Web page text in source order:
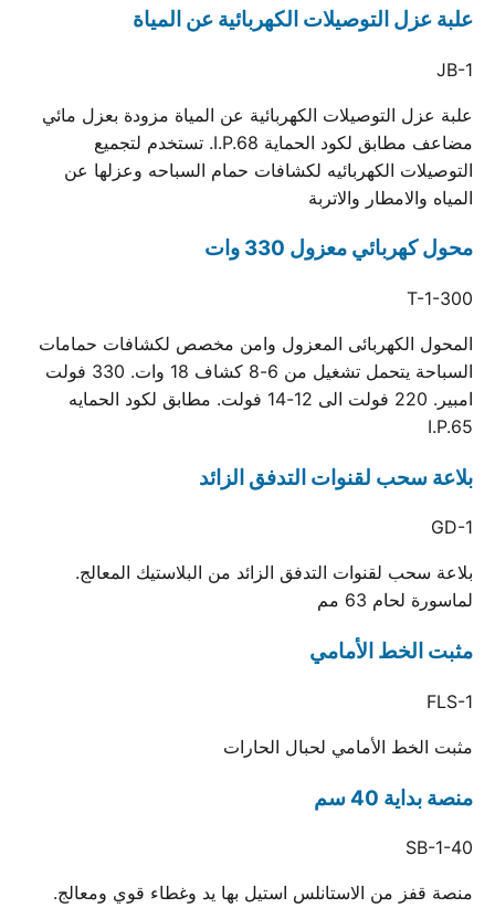
علبة عزل التوصيلات الكهربائية عن المياة
JB-1
علبة عزل التوصيلات الكهربائية عن المياة مزودة بعزل مائي
مضاعف مطابق لكود الحماية I.P.68. تستخدم لتجميع
التوصيلات الكهربائيه لكشافات حمام السباحه وعزلها عن
المياه والامطار والاتربة
محول كهربائي معزول 330 وات
T-1-300
المحول الكهربائى المعزول وامن مخصص لكشافات حمامات
السباحة يتحمل تشغيل من 6-8 كشاف 18 وات. 330 فولت
امبير. 220 فولت الى 12-14 فولت. مطابق لكود الحمايه
I.P.65
بلاعة سحب لقنوات التدفق الزائد
GD-1
بلاعة سحب لقنوات التدفق الزائد من البلاستيك المعالج.
لماسورة لحام 63 مم
مثبت الخط الأمامي
FLS-1
مثبت الخط الأمامي لحبال الحارات
منصة بداية 40 سم
SB-1-40
منصة قفز من الاستانلس استيل بها يد وغطاء قوي ومعالج.